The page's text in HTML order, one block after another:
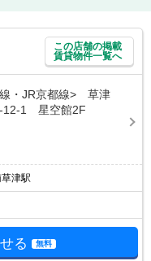
この店舗の掲載
賃貸物件一覧へ
・JR京都線> 草津
12-1 星空館2F
津駅
る 無料